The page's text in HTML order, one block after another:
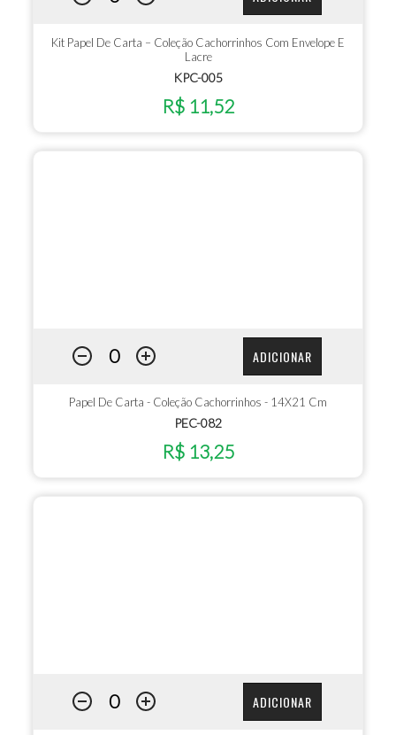
Kit Papel De Carta – Coleção Cachorrinhos Com Envelope E
Lacre
KPC-005
R$ 11,52
ADICIONAR
Papel De Carta - Coleção Cachorrinhos - 14X21 Cm
PEC-082
R$ 13,25
ADICIONAR